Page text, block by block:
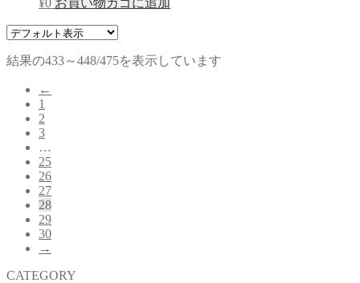
結果の433～448/475を表示しています
←
1
2
3
…
25
26
27
28
29
30
→
CATEGORY